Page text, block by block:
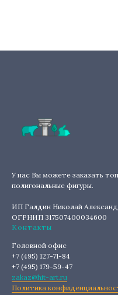
У нас Вы можете заказать
полигональные фигуры.
ИП Галдин Николай
ОГРНИП 317507400034600
Контакты
Головной офис
+7 (495) 127-71-84
+7 (495) 179-59-47
zakaz@hit-art.ru
Политика